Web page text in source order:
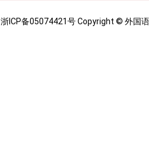
浙ICP备05074421号 Copyright © 外国